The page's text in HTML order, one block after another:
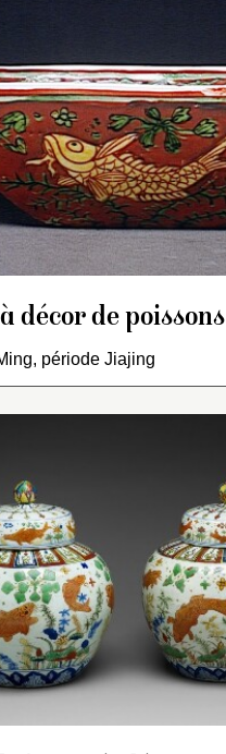
décor de poissons
période Jiajing